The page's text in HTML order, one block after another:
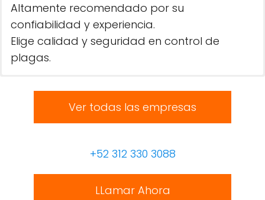
Altamente recomendado por su
confiabilidad y experiencia.
Elige calidad y seguridad en control de
plagas.
Ver todas las empresas
+52 312 330 3088
LLamar Ahora